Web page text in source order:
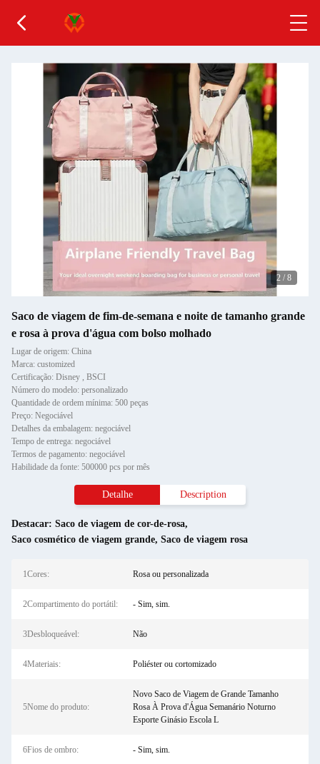
2 / 8
Saco de viagem de fim-de-semana e noite de tamanho grande
e rosa à prova d'água com bolso molhado
Lugar de origem: China
Marca: customized
Certificação: Disney , BSCI
Número do modelo: personalizado
Quantidade de ordem mínima: 500 peças
Preço: Negociável
Detalhes da embalagem: negociável
Tempo de entrega: negociável
Termos de pagamento: negociável
Habilidade da fonte: 500000 pcs por mês
Detalhe Description
Destacar: Saco de viagem de cor-de-rosa,
Saco cosmético de viagem grande, Saco de viagem rosa
1Cores: Rosa ou personalizada
2Compartimento do portátil: - Sim, sim.
3Desbloqueável: Não
4Materiais: Poliéster ou cortomizado
5Nome do produto:
Novo Saco de Viagem de Grande Tamanho
Rosa À Prova d'Água Semanário Noturno
Esporte Ginásio Escola L
6Fios de ombro: - Sim, sim.